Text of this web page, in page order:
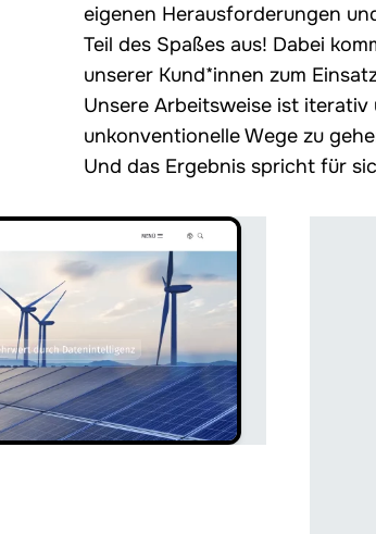
eigenen Herausforderungen
Teil des Spaßes aus! Dabei
unserer Kund*innen zum
Unsere Arbeitsweise ist
unkonventionelle Wege zu
Und das Ergebnis spricht für